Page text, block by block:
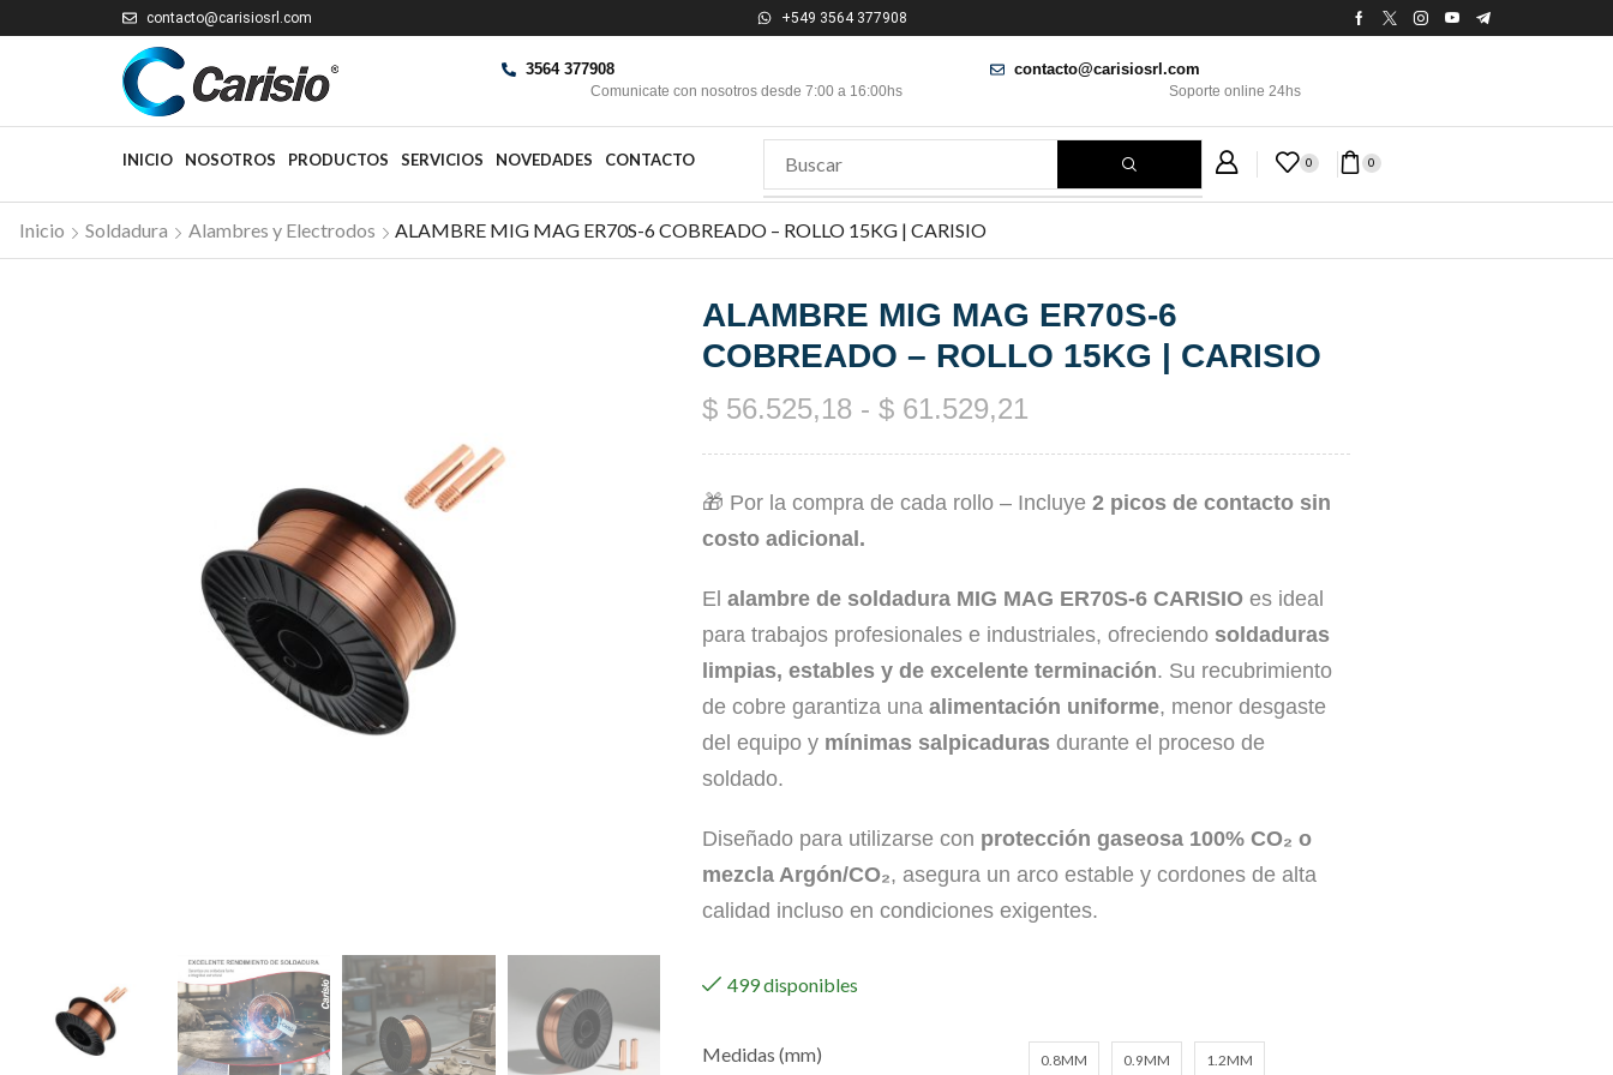
contacto@carisiosrl.com +549 3564 377908
3564 377908
Comunicate con nosotros desde 7:00 a 16:00hs
contacto@carisiosrl.com
Soporte online 24hs
INICIO NOSOTROS PRODUCTOS SERVICIOS NOVEDADES CONTACTO 0 0
Inicio Soldadura Alambres y Electrodos ALAMBRE MIG MAG ER70S-6 COBREADO – ROLLO 15KG | CARISIO
ALAMBRE MIG MAG ER70S-6
COBREADO – ROLLO 15KG | CARISIO
$ 56.525,18 - $ 61.529,21
🎁 Por la compra de cada rollo – Incluye 2 picos de contacto sin
costo adicional.
El alambre de soldadura MIG MAG ER70S-6 CARISIO es ideal
para trabajos profesionales e industriales, ofreciendo soldaduras
limpias, estables y de excelente terminación. Su recubrimiento
de cobre garantiza una alimentación uniforme, menor desgaste
del equipo y mínimas salpicaduras durante el proceso de
soldado.
Diseñado para utilizarse con protección gaseosa 100% CO₂ o
mezcla Argón/CO₂, asegura un arco estable y cordones de alta
calidad incluso en condiciones exigentes.
499 disponibles
Medidas (mm) 0.8MM 0.9MM 1.2MM